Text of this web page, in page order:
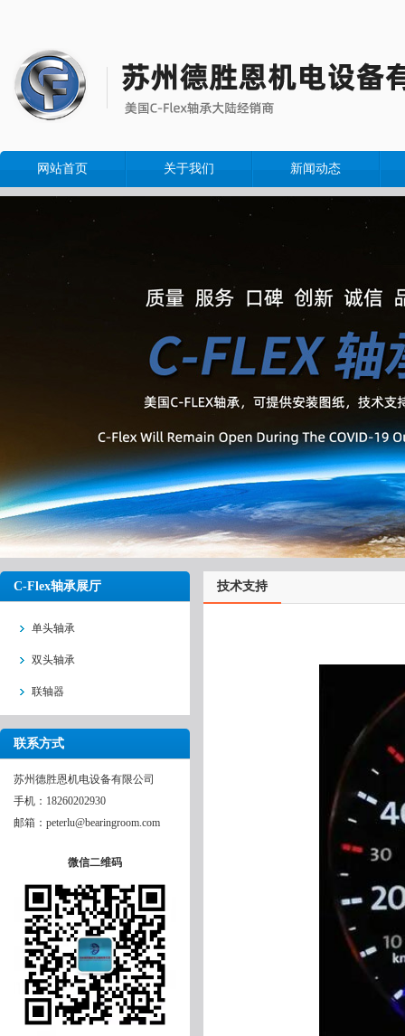
网站首页 关于我们 新闻动态
C-Flex轴承展厅
单头轴承
双头轴承
联轴器
联系方式
苏州德胜恩机电设备有限公司
手机：18260202930
邮箱：peterlu@bearingroom.com
微信二维码
技术支持